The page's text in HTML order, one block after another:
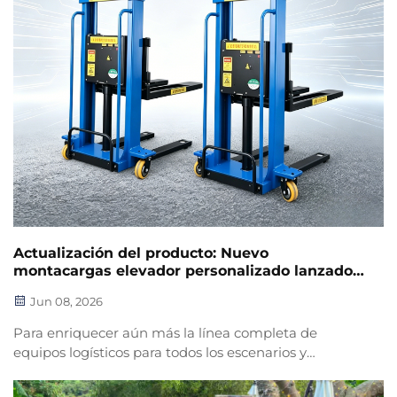
Actualización del producto: Nuevo
montacargas elevador personalizado lanzado
logística inteligente
Jun 08, 2026
Para enriquecer aún más la línea completa de
equipos logísticos para todos los escenarios y
manipulación vertical y apilamiento en almacenes,